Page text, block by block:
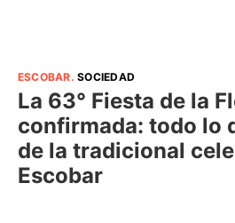
ESCOBAR.SOCIEDAD
La 63° Fiesta de la
confirmada: todo lo
de la tradicional
Escobar